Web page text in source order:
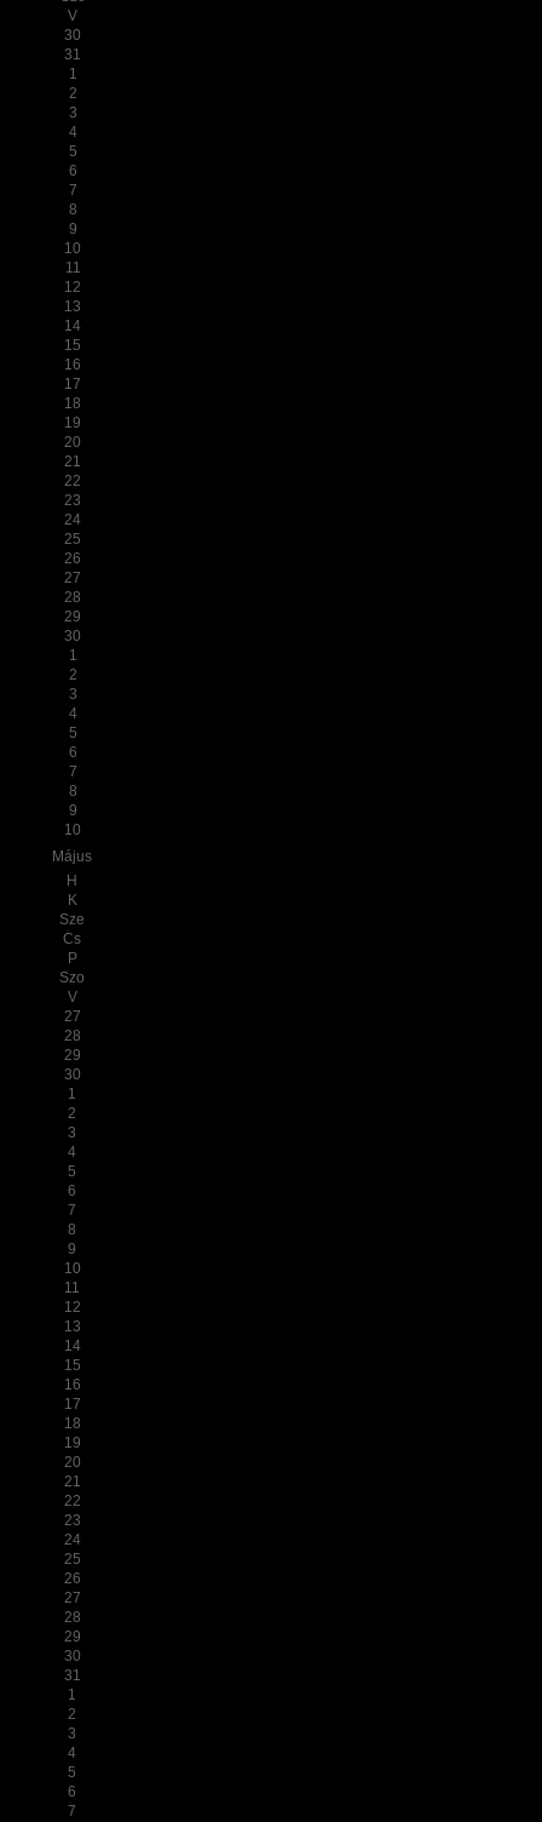
V
30
31
1
2
3
4
5
6
7
8
9
10
11
12
13
14
15
16
17
18
19
20
21
22
23
24
25
26
27
28
29
30
1
2
3
4
5
6
7
8
9
10
Május
H
K
Sze
Cs
P
Szo
V
27
28
29
30
1
2
3
4
5
6
7
8
9
10
11
12
13
14
15
16
17
18
19
20
21
22
23
24
25
26
27
28
29
30
31
1
2
3
4
5
6
7